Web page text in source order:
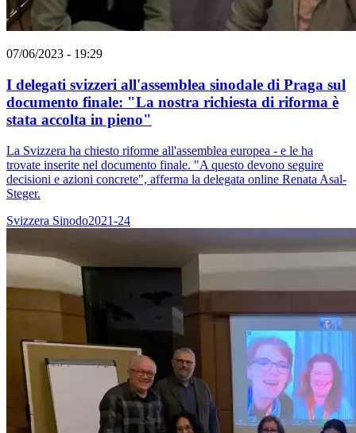
07/06/2023 - 19:29
I delegati svizzeri all'assemblea sinodale di Praga sul
documento finale: "La nostra richiesta di riforma è
stata accolta in pieno"
La Svizzera ha chiesto riforme all'assemblea europea - e le ha
trovate inserite nel documento finale. "A questo devono seguire
decisioni e azioni concrete", afferma la delegata online Renata Asal-
Steger.
Svizzera Sinodo2021-24